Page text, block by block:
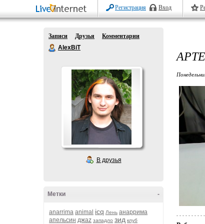
Регистрация Вход
Записи Друзья
Комментарии
AlexBiT
В друзья
-
Метки
anarrima animal icq Лень анаррима
апельсин джаz западло зид клуб